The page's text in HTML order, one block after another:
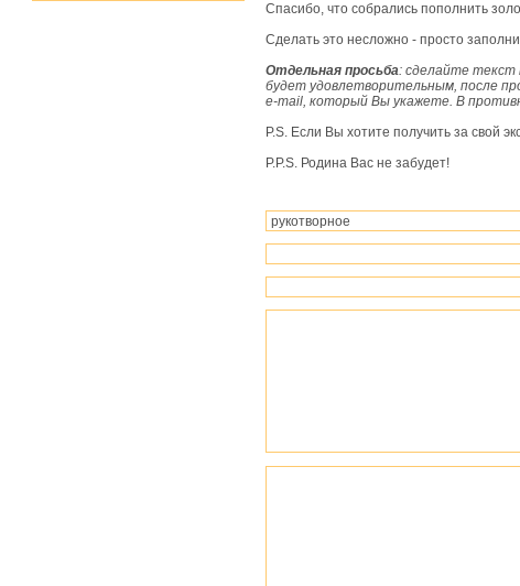
Спасибо, что собрались пополнить
Сделать это несложно - просто
Отдельная просьба: сделайте текст
будет удовлетворительным, после
e-mail, который Вы укажете. В
P.S. Если Вы хотите получить за свой
P.P.S. Родина Вас не забудет!